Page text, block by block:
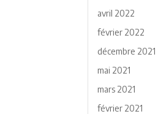
avril 2022
février 2022
décembre 2021
mai 2021
mars 2021
février 2021